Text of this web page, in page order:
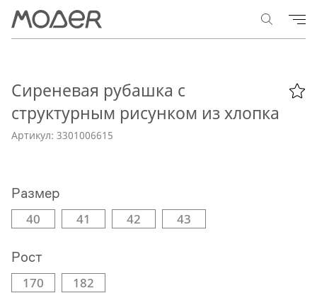
Сиреневая рубашка с
структурным рисунком из хлопка
Артикул: 3301006615
Размер
40 41 42 43
Рост
170 182